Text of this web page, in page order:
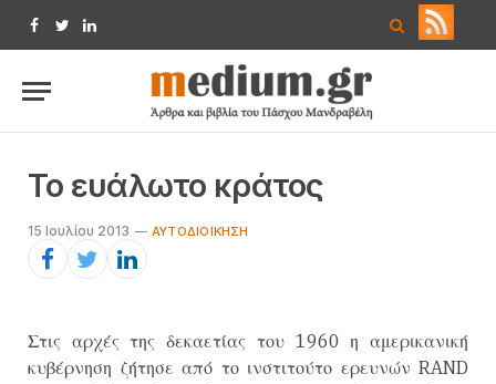
Facebook
TwitterLinkedIn
Το ευάλωτο κράτος
15 Ιουλίου 2013 ΑΥΤΟΔΙΟΊΚΗΣΗ
Στις αρχές της δεκαετίας του 1960 η αμερικανική
κυβέρνηση ζήτησε από το ινστιτούτο ερευνών RAND